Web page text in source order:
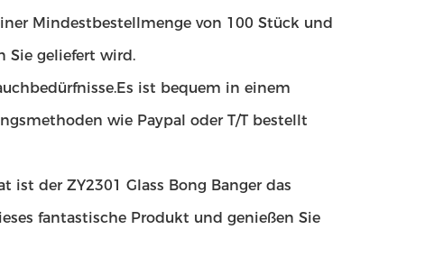
Mindestbestellmenge von 100 Stück und
Sie geliefert wird.
ist bequem in einem
wie Paypal oder T/T bestellt
der ZY2301 Glass Bong Banger das
fantastische Produkt und genießen Sie